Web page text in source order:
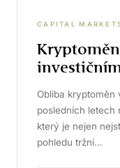
CAPITAL
Obliba
posledních letech
který je nejen
pohledu tržní…